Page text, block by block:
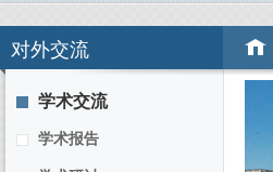
对外交流
学术交流
学术报告